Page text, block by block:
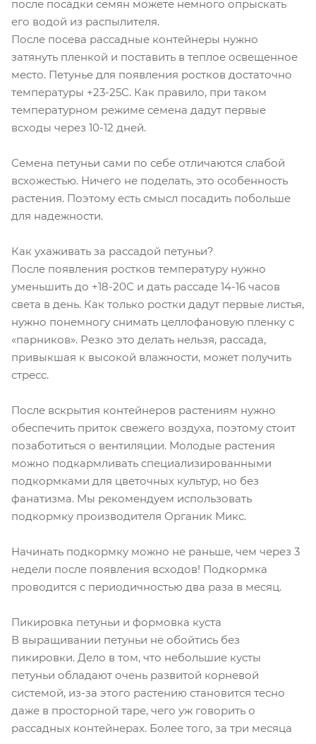
после посадки семян можете немного опрыскать
его водой из распылителя.
После посева рассадные контейнеры нужно
затянуть пленкой и поставить в теплое освещенное
место. Петунье для появления ростков достаточно
температуры +23-25С. Как правило, при таком
температурном режиме семена дадут первые
всходы через 10-12 дней.
Семена петуньи сами по себе отличаются слабой
всхожестью. Ничего не поделать, это особенность
растения. Поэтому есть смысл посадить побольше
для надежности.
Как ухаживать за рассадой петуньи?
После появления ростков температуру нужно
уменьшить до +18-20С и дать рассаде 14-16 часов
света в день. Как только ростки дадут первые листья,
нужно понемногу снимать целлофановую пленку с
«парников». Резко это делать нельзя, рассада,
привыкшая к высокой влажности, может получить
стресс.
После вскрытия контейнеров растениям нужно
обеспечить приток свежего воздуха, поэтому стоит
позаботиться о вентиляции. Молодые растения
можно подкармливать специализированными
подкормками для цветочных культур, но без
фанатизма. Мы рекомендуем использовать
подкормку производителя Органик Микс.
Начинать подкормку можно не раньше, чем через 3
недели после появления всходов! Подкормка
проводится с периодичностью два раза в месяц.
Пикировка петуньи и формовка куста
В выращивании петуньи не обойтись без
пикировки. Дело в том, что небольшие кусты
петуньи обладают очень развитой корневой
системой, из-за этого растению становится тесно
даже в просторной таре, чего уж говорить о
рассадных контейнерах. Более того, за три месяца